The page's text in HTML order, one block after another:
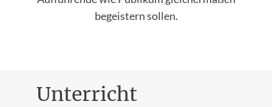
begeistern sollen.
Unterricht